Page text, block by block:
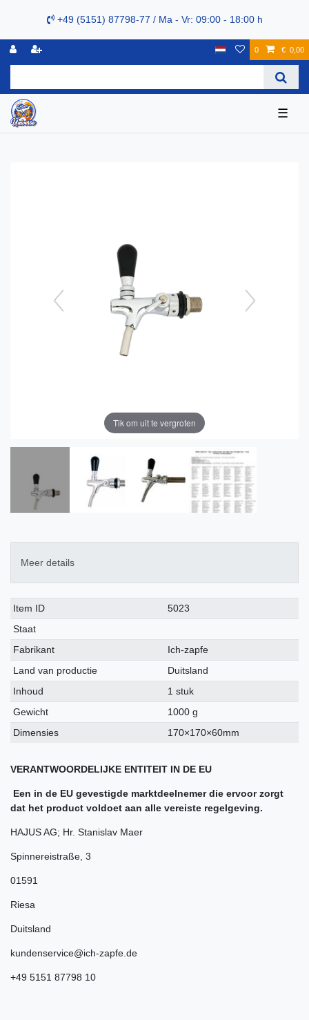
+49 (5151) 87798-77 / Ma - Vr: 09:00 - 18:00 h
0 € 0,00
☰
Tik om uit te vergroten
Meer details
Technisch
kenmerk
Waarde
Item ID
5023
Staat
Fabrikant
Ich-zapfe
Land van productie
Duitsland
Inhoud
1 stuk
Gewicht
1000 g
Dimensies
170×170×60mm
VERANTWOORDELIJKE ENTITEIT IN DE EU
Een in de EU gevestigde marktdeelnemer die ervoor zorgt
dat het product voldoet aan alle vereiste regelgeving.
HAJUS AG; Hr. Stanislav Maer
Spinnereistraße 3
01591
Riesa
Duitsland
kundenservice@ich-zapfe.de
+49 5151 87798 10